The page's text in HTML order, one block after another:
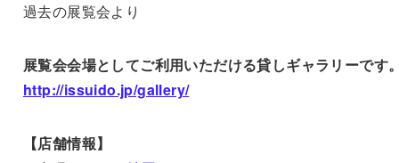
過去の展覧会より
展覧会会場としてご利用いただける貸しギャラリーです
http://issuido.jp/gallery/
【店舗情報】